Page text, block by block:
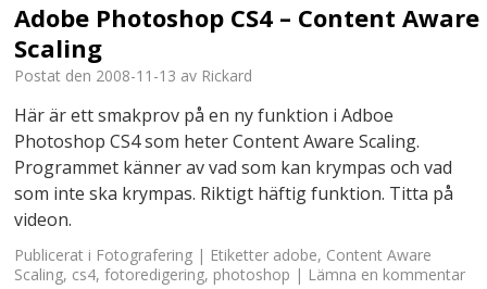
Adobe Photoshop CS4 – Content Aware
Scaling
Postat den 2008-11-13 av Rickard
Här är ett smakprov på en ny funktion i Adboe
Photoshop CS4 som heter Content Aware Scaling.
Programmet känner av vad som kan krympas och vad
som inte ska krympas. Riktigt häftig funktion. Titta på
videon.
Publicerat i Fotografering | Etiketter adobe, Content Aware
Scaling, cs4, fotoredigering, photoshop | Lämna en kommentar